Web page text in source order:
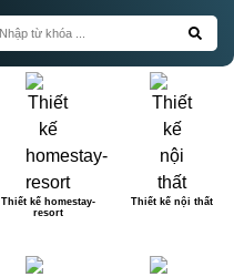
Thiết kế homestay-
resort
Thiết kế nội thất